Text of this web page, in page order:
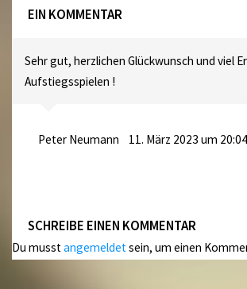
EIN KOMMENTAR
Sehr gut, herzlichen Glückwunsch und viel
Aufstiegsspielen !
Peter Neumann 11. März 2023 um 20:04
SCHREIBE EINEN KOMMENTAR
Du musstangemeldet sein, um einen